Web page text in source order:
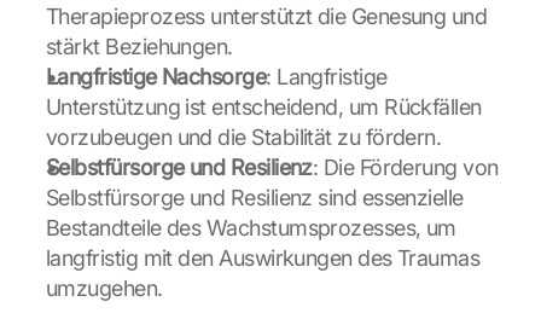
Therapieprozess unterstützt die Genesung und
stärkt Beziehungen.
Langfristige Nachsorge: Langfristige
Unterstützung ist entscheidend, um Rückfällen
vorzubeugen und die Stabilität zu fördern.
Selbstfürsorge und Resilienz: Die Förderung von
Selbstfürsorge und Resilienz sind essenzielle
Bestandteile des Wachstumsprozesses, um
langfristig mit den Auswirkungen des Traumas
umzugehen.
m
e
n
S
i
e
d
e
L
a
d